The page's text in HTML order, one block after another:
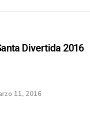
Divertida 2016
11, 2016